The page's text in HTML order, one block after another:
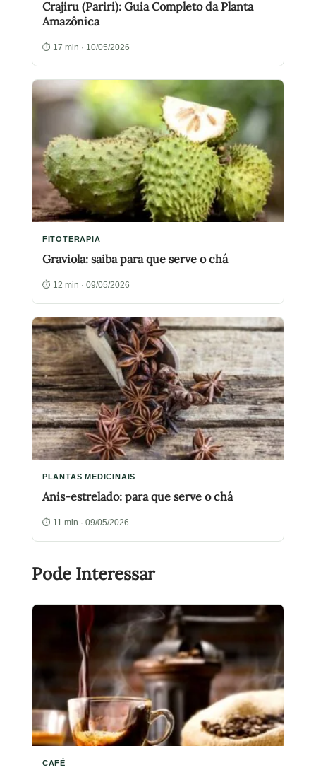
Crajiru (Pariri): Guia Completo da Planta
Amazônica
⏱ 17 min · 10/05/2026
FITOTERAPIA
Graviola: saiba para que serve o chá
⏱ 12 min · 09/05/2026
PLANTAS MEDICINAIS
Anis-estrelado: para que serve o chá
⏱ 11 min · 09/05/2026
Pode Interessar
CAFÉ